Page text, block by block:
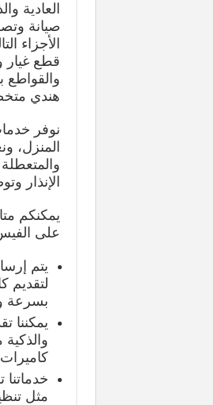
العادية
صيانة
الأجزاء
قطع غيار
والقواطع
هندي
نوفر
المنزل،
الإنذار
يمكنكم
على
يتم
لتقديم
بسرعة
يمكننا
مثل